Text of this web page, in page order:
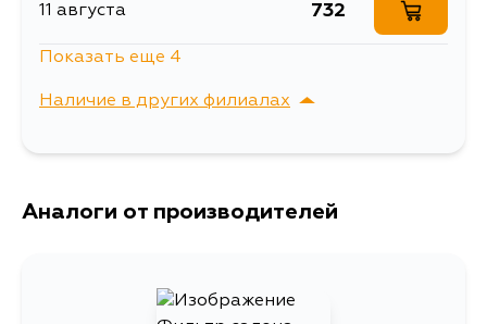
11 августа 732
3 сентября 664
Показать еще 4
Наличие в других филиалах
г. Владивосток,
Аналоги от производителей